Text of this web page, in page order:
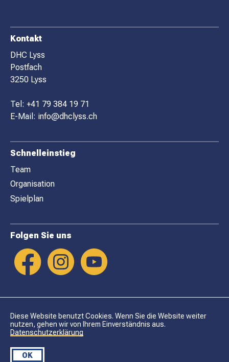
F
O
O
T
E
R
Kontakt
DHC Lyss
Postfach
3250 Lyss
Tel: +41 79 384 19 71
E-Mail: info@dhclyss.ch
Schnelleinstieg
Team
Organisation
Spielplan
Folgen Sie uns
© DHC LYSS
Diese Website benutzt Cookies. Wenn Sie die Website weiter
nutzen, gehen wir von Ihrem Einverständnis aus.
Datenschutzerklärung
OK